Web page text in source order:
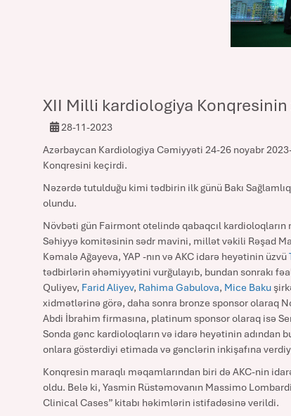
XII Milli kardiologiya
28-11-2023
Azərbaycan Kardiologiya Cəmiyyəti 24-26 noyabr
Konqresini keçirdi.
Nəzərdə tutulduğu kimi tədbirin ilk günü Bakı
olundu.
Növbəti gün Fairmont otelində qabaqcıl
Səhiyyə komitəsinin sədr mavini, millət vəkili Rəşad
Kəmalə Ağayeva, YAP -nın və AKC idarə heyətinin üzvü
tədbirlərin əhəmiyyətini vurğulayıb, bundan sonrakı
Quliyev, Farid Aliyev, Rahima Gabulova, Mice Baku
xidmətlərinə görə, daha sonra bronze sponsor olaraq
Abdi İbrahim firmasına, platinum sponsor olaraq isə
Sonda gənc kardioloqların və idarə heyətinin
onlara göstərdiyi etimada və gənclərin inkişafına
Konqresin maraqlı məqamlarından biri də AKC-nin
oldu. Belə ki, Yasmin Rüstəmovanın Massimo
Clinical Cases” kitabı həkimlərin istifadəsinə verildi.